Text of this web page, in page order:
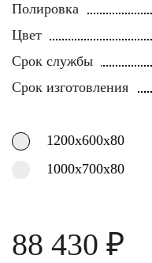
Полировка
Цвет
Срок службы
Срок изготовления
1200х600х80
1000х700х80
88 430 ₽